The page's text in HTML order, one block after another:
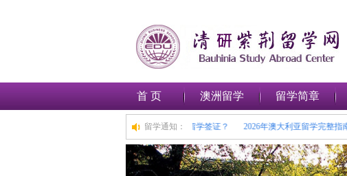
首 页 澳洲留学 留学简章
留学通知：
如何在澳大利亚申请留学签证？ 2026年澳大利亚留学完